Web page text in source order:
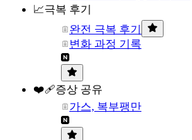
📈극복 후기
완전 극복 후기
변화 과정 기록
❤️‍🩹증상 공유
가스, 복부팽만